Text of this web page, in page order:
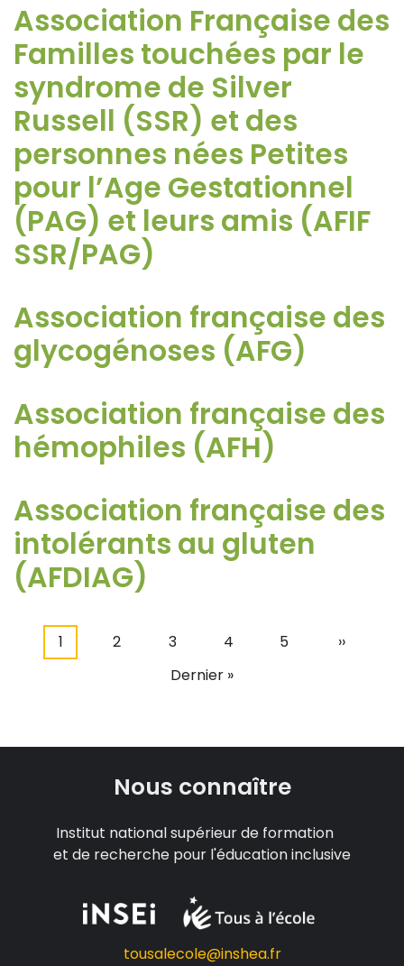
Association Française des
Familles touchées par le
syndrome de Silver
Russell (SSR) et des
personnes nées Petites
pour l’Age Gestationnel
(PAG) et leurs amis (AFIF
SSR/PAG)
Association française des
glycogénoses (AFG)
Association française des
hémophiles (AFH)
Association française des
intolérants au gluten
(AFDIAG)
Pagination
Page
1 Page
2 Page
3 Page
4 Page
5
Page
››
Dernière
Dernier »
Nous connaître
Institut national supérieur de formation
et de recherche pour l'éducation inclusive
tousalecole@inshea.fr